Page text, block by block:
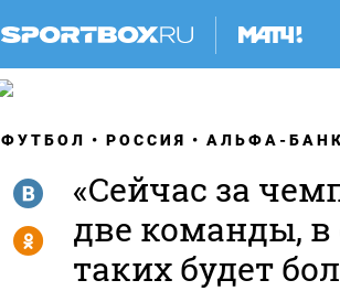
ФУТБОЛ РОССИЯ АЛЬФА-
«Сейчас за
две команды,
таких будет
R
Y